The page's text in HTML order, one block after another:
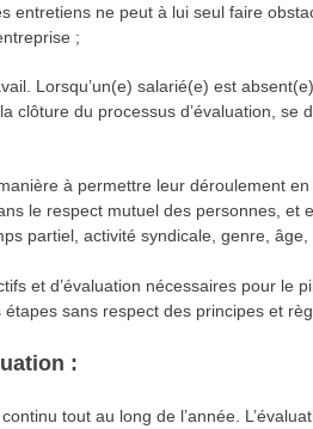
entretiens ne peut à lui seul faire
;
Lorsqu’un(e) salarié(e) est
clôture du processus d’évaluation,
à permettre leur déroulement
le respect mutuel des personnes,
partiel, activité syndicale, genre,
et d’évaluation nécessaires pour le
sans respect des principes et
:
tout au long de l’année.